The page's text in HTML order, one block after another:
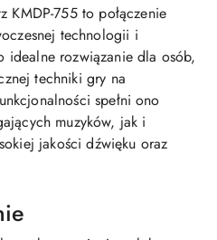
KMDP-755 to połączenie
technologii i
idealne rozwiązanie dla osób,
techniki gry na
spełni ono
muzyków, jak i
jakości dźwięku oraz